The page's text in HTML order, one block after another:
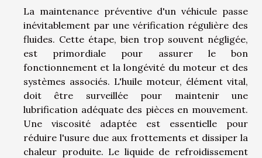
La maintenance préventive d'un véhicule passe
inévitablement par une vérification régulière des
fluides. Cette étape, bien trop souvent négligée,
est primordiale pour assurer le bon
fonctionnement et la longévité du moteur et des
systèmes associés. L'huile moteur, élément vital,
doit être surveillée pour maintenir une
lubrification adéquate des pièces en mouvement.
Une viscosité adaptée est essentielle pour
réduire l'usure due aux frottements et dissiper la
chaleur produite. Le liquide de refroidissement